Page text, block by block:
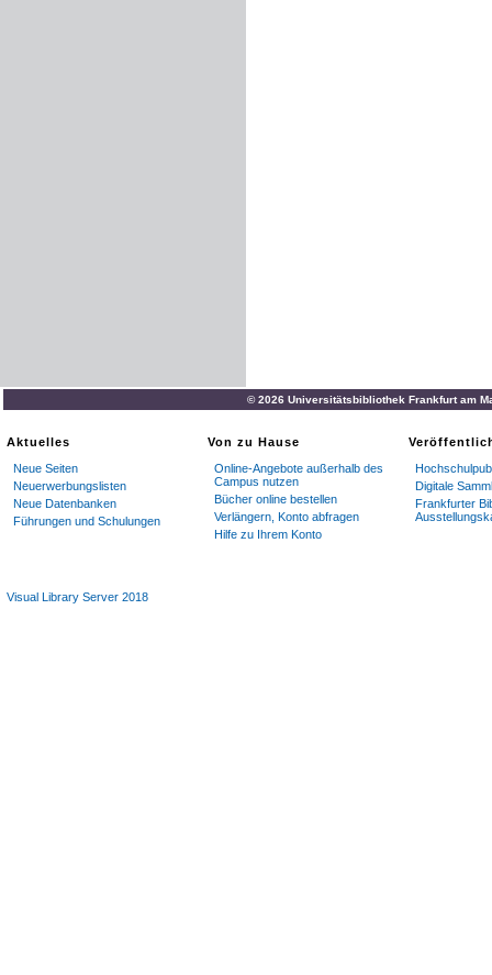
© 2026 Universitätsbibliothek Frankfurt am
Aktuelles
Neue Seiten
Neuerwerbungslisten
Neue Datenbanken
Führungen und Schulungen
Von zu Hause
Online-Angebote außerhalb des
Campus nutzen
Bücher online bestellen
Verlängern, Konto abfragen
Hilfe zu Ihrem Konto
Digitale
Frankfurter
Visual Library Server 2018